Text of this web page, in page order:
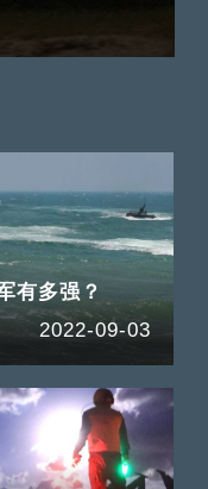
有多强？
2022-09-03